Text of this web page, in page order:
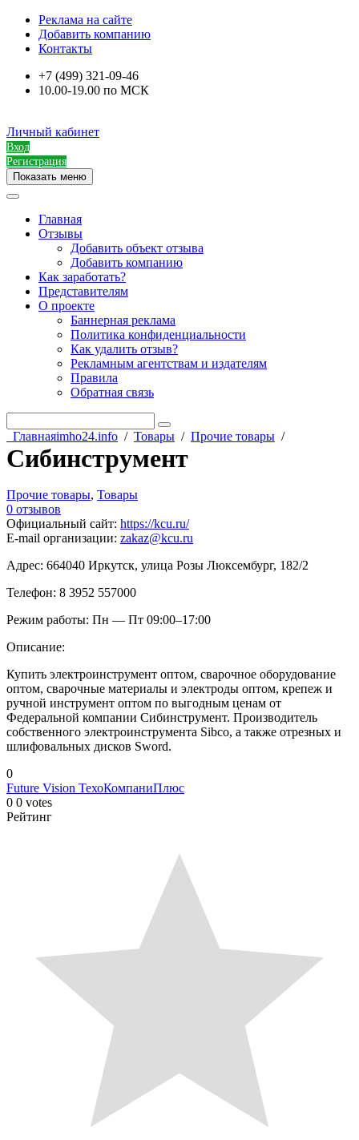
Реклама на сайте
Добавить компанию
Контакты
+7 (499) 321-09-46
10.00-19.00 по МСК
Личный кабинет
Вход
Регистрация
Показать меню
Главная
Отзывы
Добавить объект отзыва
Добавить компанию
Как заработать?
Представителям
О проекте
Баннерная реклама
Политика конфиденциальности
Как удалить отзыв?
Рекламным агентствам и издателям
Правила
Обратная связь
Главнаяimho24.info / Товары / Прочие товары /
Сибинструмент
Прочие товары, Товары
0 отзывов
Официальный сайт: https://kcu.ru/
E-mail организации: zakaz@kcu.ru
Адрес: 664040 Иркутск, улица Розы Люксембург, 182/2
Телефон: 8 3952 557000
Режим работы: Пн — Пт 09:00–17:00
Описание:
Купить электроинструмент оптом, сварочное оборудование
оптом, сварочные материалы и электроды оптом, крепеж и
ручной инструмент оптом по выгодным ценам от
Федеральной компании Сибинструмент. Производитель
собственного электроинструмента Sibco, а также отрезных и
шлифовальных дисков Sword.
0
Future Vision ТехоКомпаниПлюс
0 0 votes
Рейтинг